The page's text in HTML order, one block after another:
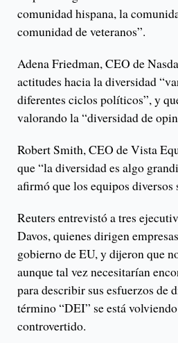
comunidad hispana, la
comunidad de veteranos”.
Adena Friedman, CEO de
actitudes hacia la diversidad
diferentes ciclos políticos”, y
valorando la “diversidad de
Robert Smith, CEO de Vista
que “la diversidad es algo
afirmó que los equipos diversos
Reuters entrevistó a tres
Davos, quienes dirigen
gobierno de EU, y dijeron que
aunque tal vez necesitarían
para describir sus esfuerzos de
término “DEI” se está
controvertido.